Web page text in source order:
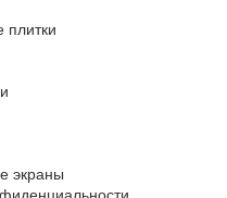
экраны